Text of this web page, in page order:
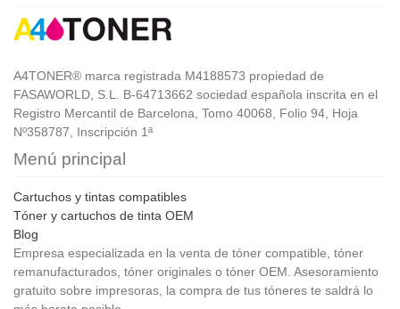
A4TONER® marca registrada M4188573 propiedad de
FASAWORLD, S.L. B-64713662 sociedad española inscrita en el
Registro Mercantil de Barcelona, Tomo 40068, Folio 94, Hoja
Nº358787, Inscripción 1ª
Menú principal
Cartuchos y tintas compatibles
Tóner y cartuchos de tinta OEM
Blog
Empresa especializada en la venta de tóner compatible, tóner
remanufacturados, tóner originales o tóner OEM. Asesoramiento
gratuito sobre impresoras, la compra de tus tóneres te saldrá lo